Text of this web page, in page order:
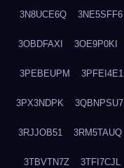
3N8UCE6Q 3NE5SFF6
3OBDFAXI 3OE9P0KI
3PEBEUPM 3PFEI4E1
3PX3NDPK 3QBNPSU7
3RJJOB51 3RM5TAUQ
3TBVTN7Z 3TFI7CJL